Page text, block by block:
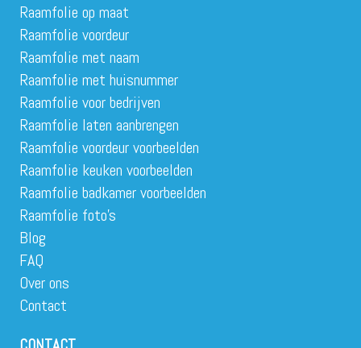
Raamfolie op maat
Raamfolie voordeur
Raamfolie met naam
Raamfolie met huisnummer
Raamfolie voor bedrijven
Raamfolie laten aanbrengen
Raamfolie voordeur voorbeelden
Raamfolie keuken voorbeelden
Raamfolie badkamer voorbeelden
Raamfolie foto’s
Blog
FAQ
Over ons
Contact